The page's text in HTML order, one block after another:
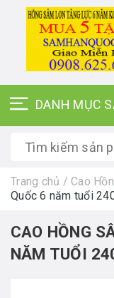
Trang chủ / Cao
Quốc 6 năm tuổi
CAO HỒNG
NĂM TUỔI